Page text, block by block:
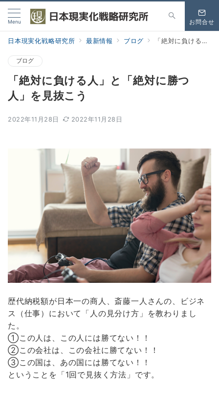
Menu お問合せ
日本現実化戦略研究所 最新情報 ブログ 「絶対に負ける人」と「絶対に勝つ人」を見抜こう
ブログ
「絶対に負ける人」と「絶対に勝つ
人」を見抜こう
2022年11月28日 2022年11月28日
歴代納税額が日本一の商人、斎藤一人さんの、ビジネ
ス（仕事）において「人の見分け方」を教わりまし
た。
①この人は、この人には勝てない！！
②この会社は、この会社に勝てない！！
③この国は、あの国には勝てない！！
ということを「1回で見抜く方法」です。